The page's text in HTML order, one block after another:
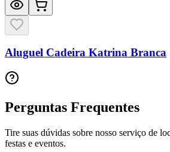
Aluguel Cadeira Katrina Branca
Perguntas Frequentes
Tire suas dúvidas sobre nosso serviço de
festas e eventos.